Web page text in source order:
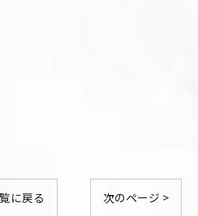
に戻る 次のページ >